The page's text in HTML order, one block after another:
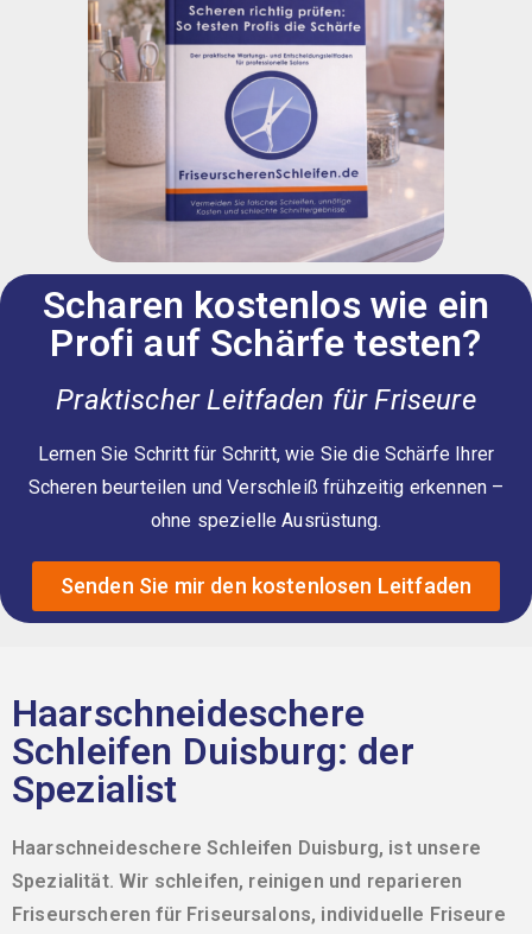
Scharen kostenlos wie ein
Profi auf Schärfe testen?
Praktischer Leitfaden für Friseure
Lernen Sie Schritt für Schritt, wie Sie die Schärfe Ihrer
Scheren beurteilen und Verschleiß frühzeitig erkennen –
ohne spezielle Ausrüstung.
Senden Sie mir den kostenlosen Leitfaden
Haarschneideschere
Schleifen Duisburg: der
Spezialist
Haarschneideschere Schleifen Duisburg, ist unsere
Spezialität. Wir schleifen, reinigen und reparieren
Friseurscheren für Friseursalons, individuelle Friseure